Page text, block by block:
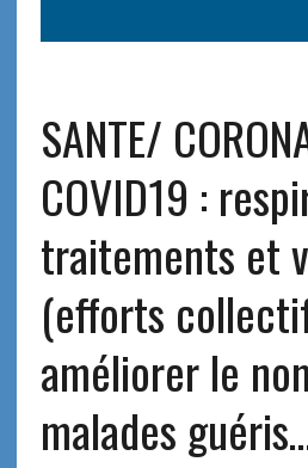
SANTE/
COVID19 :
traitements et
(efforts
améliorer le
malades